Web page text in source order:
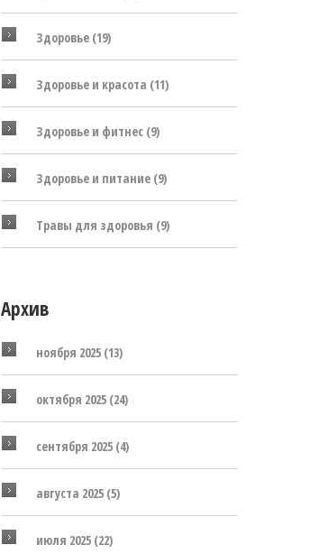
Здоровье (19)
Здоровье и красота (11)
Здоровье и фитнес (9)
Здоровье и питание (9)
Травы для здоровья (9)
Архив
ноября 2025 (13)
октября 2025 (24)
сентября 2025 (4)
августа 2025 (5)
июля 2025 (22)